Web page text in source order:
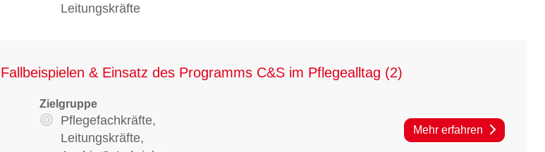
Leitungskräfte
& Einsatz des Programms C&S im Pflegealltag (2)
Zielgruppe
Pflegefachkräfte,
Leitungskräfte,
Mehr erfahren